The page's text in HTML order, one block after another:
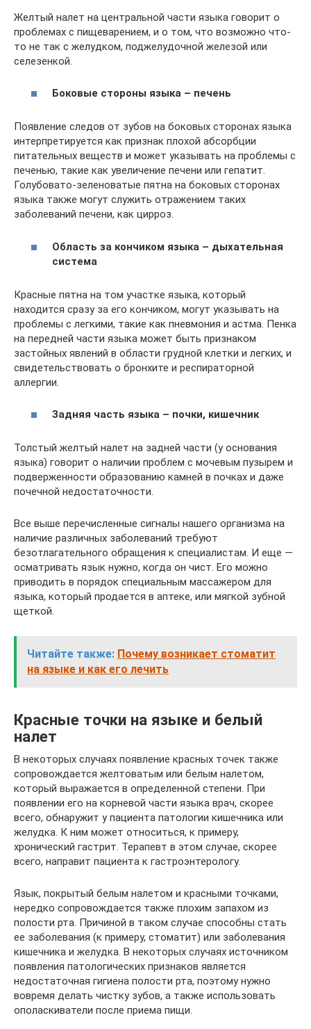
Желтый налет на центральной части языка говорит о
проблемах с пищеварением, и о том, что возможно что-
то не так с желудком, поджелудочной железой или
селезенкой.
Боковые стороны языка – печень
Появление следов от зубов на боковых сторонах языка
интерпретируется как признак плохой абсорбции
питательных веществ и может указывать на проблемы с
печенью, такие как увеличение печени или гепатит.
Голубовато-зеленоватые пятна на боковых сторонах
языка также могут служить отражением таких
заболеваний печени, как цирроз.
Область за кончиком языка – дыхательная
система
Красные пятна на том участке языка, который
находится сразу за его кончиком, могут указывать на
проблемы с легкими, такие как пневмония и астма. Пенка
на передней части языка может быть признаком
застойных явлений в области грудной клетки и легких, и
свидетельствовать о бронхите и респираторной
аллергии.
Задняя часть языка – почки, кишечник
Толстый желтый налет на задней части (у основания
языка) говорит о наличии проблем с мочевым пузырем и
подверженности образованию камней в почках и даже
почечной недостаточности.
Все выше перечисленные сигналы нашего организма на
наличие различных заболеваний требуют
безотлагательного обращения к специалистам. И еще —
осматривать язык нужно, когда он чист. Его можно
приводить в порядок специальным массажером для
языка, который продается в аптеке, или мягкой зубной
щеткой.
Читайте также: Почему возникает стоматит
на языке и как его лечить
Красные точки на языке и белый
налет
В некоторых случаях появление красных точек также
сопровождается желтоватым или белым налетом,
который выражается в определенной степени. При
появлении его на корневой части языка врач, скорее
всего, обнаружит у пациента патологии кишечника или
желудка. К ним может относиться, к примеру,
хронический гастрит. Терапевт в этом случае, скорее
всего, направит пациента к гастроэнтерологу.
Язык, покрытый белым налетом и красными точками,
нередко сопровождается также плохим запахом из
полости рта. Причиной в таком случае способны стать
ее заболевания (к примеру, стоматит) или заболевания
кишечника и желудка. В некоторых случаях источником
появления патологических признаков является
недостаточная гигиена полости рта, поэтому нужно
вовремя делать чистку зубов, а также использовать
ополаскиватели после приема пищи.